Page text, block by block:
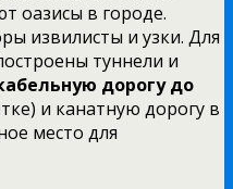
оазисы в городе.
извилисты и узки. Для
туннели и
дорогу до
и канатную дорогу в
место для